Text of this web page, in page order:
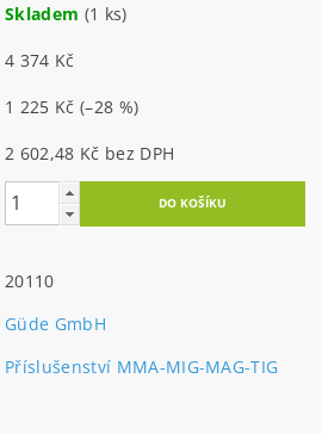
Skladem (1 ks)
4 374 Kč
1 225 Kč (–28 %)
2 602,48 Kč bez DPH
20110
Güde GmbH
Příslušenství MMA-MIG-MAG-TIG